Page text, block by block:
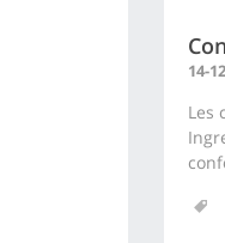
14-
Les